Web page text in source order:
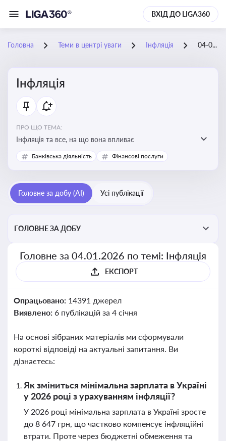
ВХІД ДО LIGA360
Головна Теми в центрі уваги Інфляція 04-01-2026
Інфляція
ПРО ЩО ТЕМА:
Інфляція та все, на що вона впливає
Банківська діяльність Фінансові послуги
Головне за добу (AI) Усі публікації
ГОЛОВНЕ ЗА ДОБУ
Головне за 04.01.2026 по темі: Інфляція
ЕКСПОРТ
Опрацьовано: 14391 джерел
Виявлено: 6 публікацій за 4 січня
На основі зібраних матеріалів ми сформували
короткі відповіді на актуальні запитання. Ви
дізнаєтесь:
Як зміниться мінімальна зарплата в Україні
у 2026 році з урахуванням інфляції?
У 2026 році мінімальна зарплата в Україні зросте
до 8 647 грн, що частково компенсує інфляційні
втрати. Проте через бюджетні обмеження та